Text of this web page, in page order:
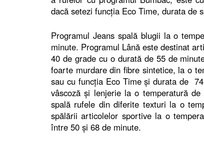
dacă setezi funcţia Eco Time, durata de
Programul Jeans spală blugii la o
minute. Programul Lână este destinat
40 de grade cu o durată de 55 de
foarte murdare din fibre sintetice, la o
sau cu funcţia Eco Time şi durata de
vâscoză şi lenjerie la o temperatură
spală rufele din diferite texturi la o
spălării articolelor sportive la o
între 50 şi 68 de minute.